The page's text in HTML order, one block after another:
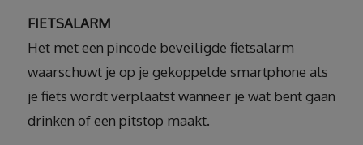
FIETSALARM
Het met een pincode beveiligde fietsalarm
waarschuwt je op je gekoppelde smartphone als
je fiets wordt verplaatst wanneer je wat bent gaan
drinken of een pitstop maakt.